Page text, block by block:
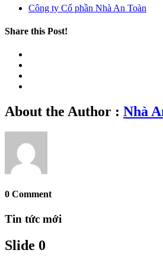
Công ty Cổ phần Nhà An Toàn
Share this Post!
About the Author : Nhà
0 Comment
Tin tức mới
Slide 0